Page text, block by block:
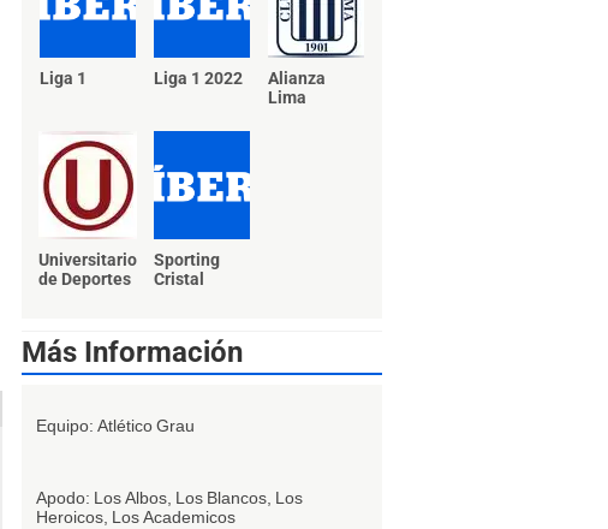
Liga 1 Liga 1 2022
Alianza
Lima
Universitario
de Deportes
Sporting
Cristal
Más Información
Equipo: Atlético Grau
Apodo: Los Albos, Los Blancos, Los
Heroicos, Los Academicos